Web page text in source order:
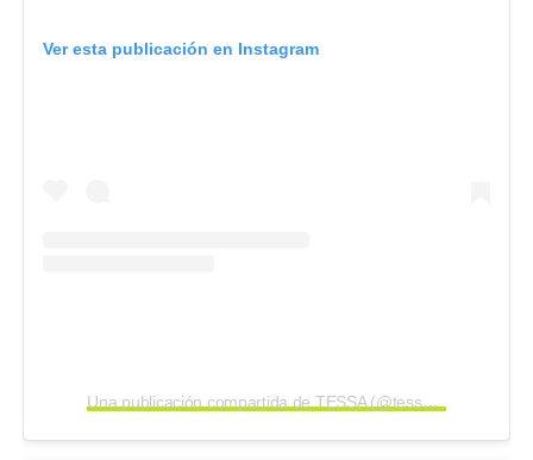
Ver esta publicación en Instagram
Una publicación compartida de TESSA (@tessatesticle)